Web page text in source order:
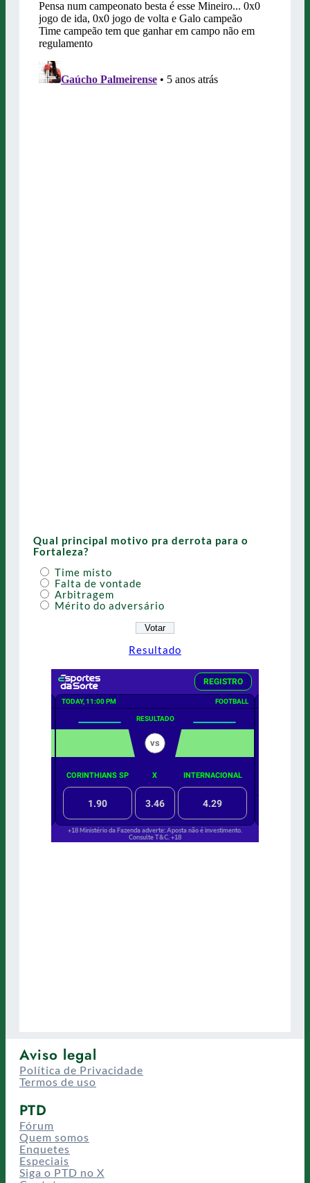
Qual principal motivo pra derrota para o
Fortaleza?
Time misto
Falta de vontade
Arbitragem
Mérito do adversário
Resultado
Aviso legal
Política de Privacidade
Termos de uso
PTD
Fórum
Quem somos
Enquetes
Especiais
Siga o PTD no X